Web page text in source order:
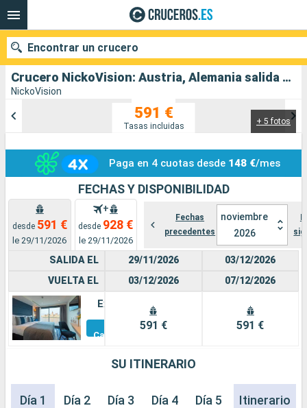
Crucero NickoVision: Austria, Alemania salida desde Passau
NickoVision
+ 5 fotos
591 €
Tasas incluidas
Paga en 4 cuotas desde 148 €/mes
FECHAS Y DISPONIBILIDAD
desde 591 €
le 29/11/2026
+
desde 928 €
le 29/11/2026
Fechas
precedentes
noviembre
2026
SALIDA EL
VUELTA EL
Exterior
Camarotes
29/11/2026
03/12/2026
591 €
03/12/2026
07/12/2026
591 €
SU ITINERARIO
Día 1 Día 2 Día 3 Día 4 Día 5 Itinerario
Encontrar un crucero
Fecha de salida
Compañías
Buscar